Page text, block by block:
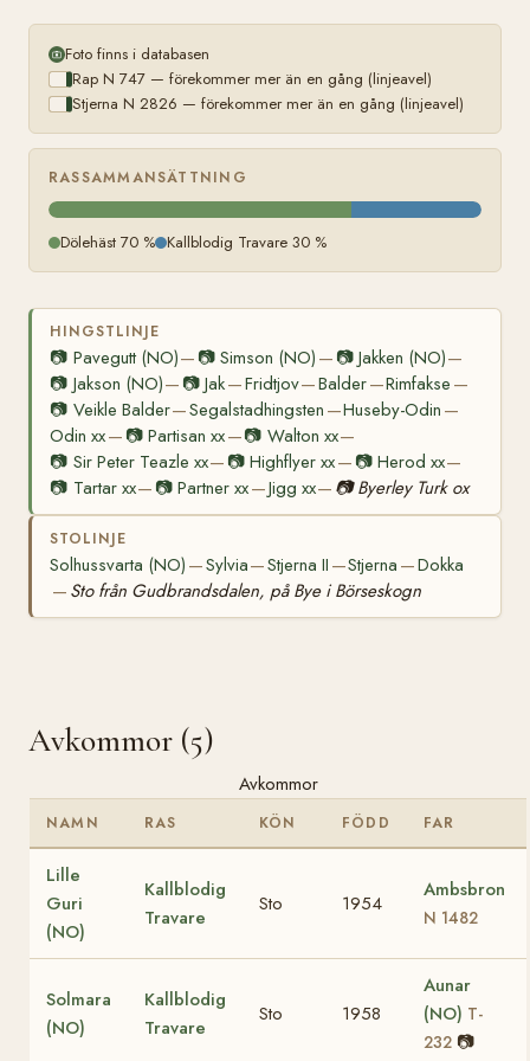
Foto finns i databasen
Rap N 747 — förekommer mer än en gång (linjeavel)
Stjerna N 2826 — förekommer mer än en gång (linjeavel)
RASSAMMANSÄTTNING
Dölehäst 70 % Kallblodig Travare 30 %
HINGSTLINJE
📷 Pavegutt (NO)— 📷Simson (NO) — 📷Jakken (NO)—
📷 Jakson (NO)— 📷Jak—Fridtjov—Balder—Rimfakse —
📷 Veikle Balder—Segalstadhingsten —Huseby-Odin —
Odin xx— 📷Partisan xx—📷 Walton xx—
📷 Sir Peter Teazle xx— 📷Highflyer xx— 📷 Herod xx—
📷 Tartar xx— 📷Partner xx—Jigg xx— 📷 Byerley Turk ox
STOLINJE
Solhussvarta (NO) —Sylvia—Stjerna II —Stjerna —Dokka
— Sto från Gudbrandsdalen, på Bye i Börseskogn
Avkommor (5)
Avkommor
NAMN RAS KÖN FÖDD FAR
Lille
Guri
(NO)
Kallblodig
Travare
Sto 1954
Ambsbron
N 1482
Solmara
(NO)
Kallblodig
Travare
Sto 1958
Aunar
(NO) T-
232 📷